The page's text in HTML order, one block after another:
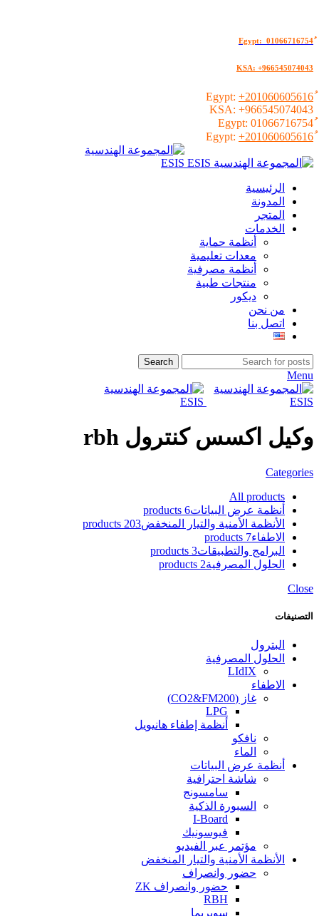
KSA: +966545074043
+201060605616
KSA: +966545074043
01066716754
+201060605616
الرئيسية
المدونة
المتجر
الخدمات
أنظمة حماية
معدات تعليمية
أنظمة مصرفية
منتجات طبية
ديكور
من نحن
اتصل بنا
Search
Menu
وكيل اكسس كنترول rbh
Categories
All products
أنظمة عرض البياتات6 products
الأنظمة الأمنية والتيار المنخفض203 products
الاطفاء7 products
البرامج والتطبيقات3 products
الحلول المصرفية2 products
Close
التصنيفات
البترول
الحلول المصرفية
LIdIX
الاطفاء
غاز (CO2&FM200)
LPG
أنظمة إطفاء هانيويل
نافكو
الماء
أنظمة عرض البياتات
شاشة احترافية
سامسونج
السبورة الذكية
I-Board
فيوسونيك
مؤتمر عبر الفيديو
الأنظمة الأمنية والتيار المنخفض
حضور وانصراف
حضور وانصراف ZK
RBH
سوبريما